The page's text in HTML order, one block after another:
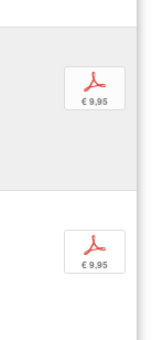
p
€ 9,95
p
€ 9,95